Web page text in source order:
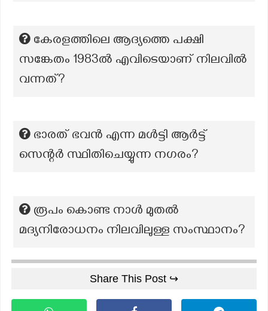
കേരളത്തിലെ ആദ്യത്തെ പക്ഷി
സങ്കേതം 1983ൽ എവിടെയാണ് നിലവിൽ
വന്നത്?
ഭാരത് ഭവൻ എന്ന മൾട്ടി ആർട്ട്
സെന്റർ സ്ഥിതിചെയ്യുന്ന നഗരം?
രൂപം കൊണ്ട നാൾ മുതൽ
മദ്യനിരോധനം നിലവിലുള്ള സംസ്ഥാനം?
Share This Post ↪